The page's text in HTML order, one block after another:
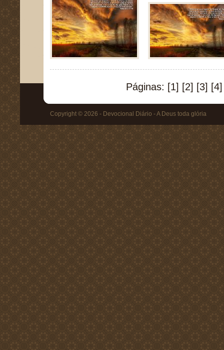
Páginas: [1] [2] [3] [4]
Copyright © 2026 - Devocional Diário - A Deus toda glória